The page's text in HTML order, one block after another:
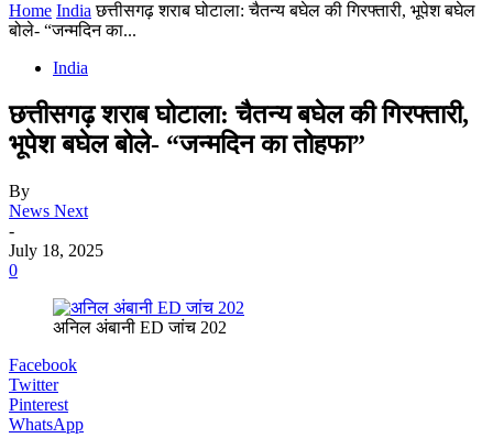
Home India छत्तीसगढ़ शराब घोटाला: चैतन्य बघेल की गिरफ्तारी, भूपेश बघेल
बोले- “जन्मदिन का...
India
छत्तीसगढ़ शराब घोटाला: चैतन्य बघेल की गिरफ्तारी,
भूपेश बघेल बोले- “जन्मदिन का तोहफा”
By
News Next
-
July 18, 2025
0
अनिल अंबानी ED जांच 202
Facebook
Twitter
Pinterest
WhatsApp